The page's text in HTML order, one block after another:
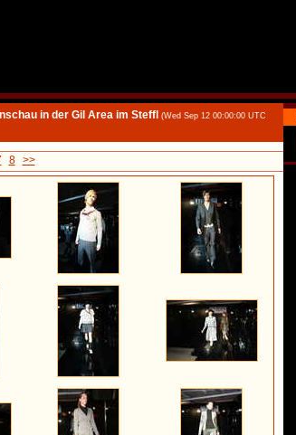
in der Gil Area im Steffl
(Wed Sep 12 00:00:00 UTC
8 >>